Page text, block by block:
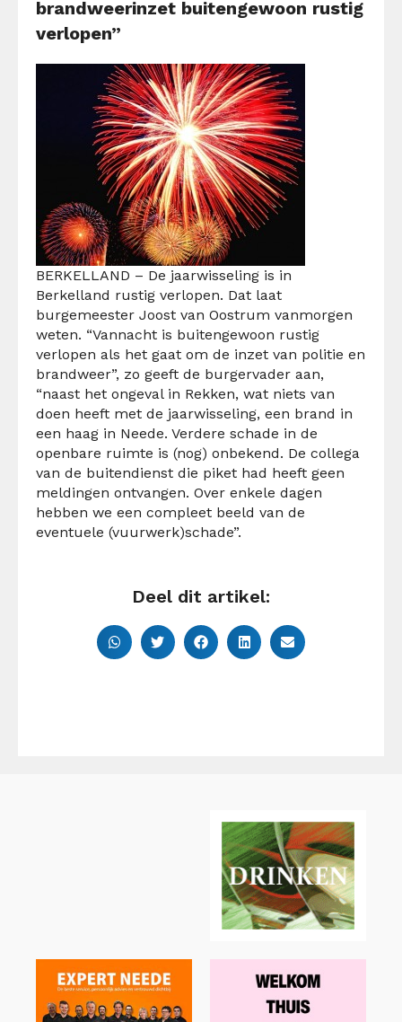
brandweerinzet buitengewoon rustig
verlopen”
BERKELLAND – De jaarwisseling is in
Berkelland rustig verlopen. Dat laat
burgemeester Joost van Oostrum vanmorgen
weten. “Vannacht is buitengewoon rustig
verlopen als het gaat om de inzet van politie en
brandweer”, zo geeft de burgervader aan,
“naast het ongeval in Rekken, wat niets van
doen heeft met de jaarwisseling, een brand in
een haag in Neede. Verdere schade in de
openbare ruimte is (nog) onbekend. De collega
van de buitendienst die piket had heeft geen
meldingen ontvangen. Over enkele dagen
hebben we een compleet beeld van de
eventuele (vuurwerk)schade”.
Deel dit artikel: